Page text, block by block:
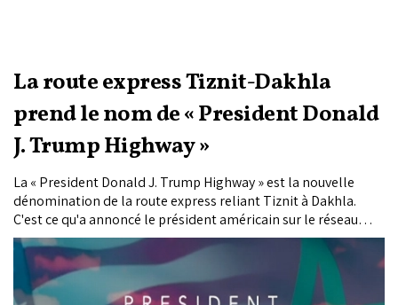
La route express Tiznit-Dakhla
prend le nom de « President Donald
J. Trump Highway »
La « President Donald J. Trump Highway » est la nouvelle
dénomination de la route express reliant Tiznit à Dakhla.
C'est ce qu'a annoncé le président américain sur le réseau
Truth Social. Long de 1.055 kilomètres, cet axe stratégique
accompagne le développement des provinces du Sud et
renforce la vocation du Maroc comme carrefour entre
l'Afrique, l'Europe et les Amériques.